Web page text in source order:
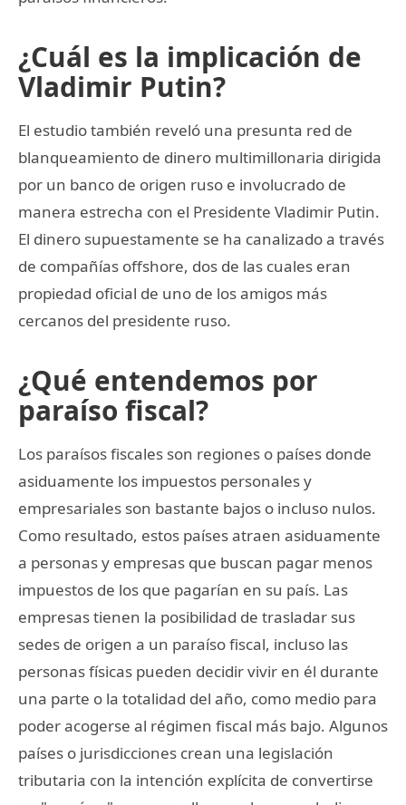
¿Cuál es la implicación de
Vladimir Putin?
El estudio también reveló una presunta red de
blanqueamiento de dinero multimillonaria dirigida
por un banco de origen ruso e involucrado de
manera estrecha con el Presidente Vladimir Putin.
El dinero supuestamente se ha canalizado a través
de compañías offshore, dos de las cuales eran
propiedad oficial de uno de los amigos más
cercanos del presidente ruso.
¿Qué entendemos por
paraíso fiscal?
Los paraísos fiscales son regiones o países donde
asiduamente los impuestos personales y
empresariales son bastante bajos o incluso nulos.
Como resultado, estos países atraen asiduamente
a personas y empresas que buscan pagar menos
impuestos de los que pagarían en su país. Las
empresas tienen la posibilidad de trasladar sus
sedes de origen a un paraíso fiscal, incluso las
personas físicas pueden decidir vivir en él durante
una parte o la totalidad del año, como medio para
poder acogerse al régimen fiscal más bajo. Algunos
países o jurisdicciones crean una legislación
tributaria con la intención explícita de convertirse